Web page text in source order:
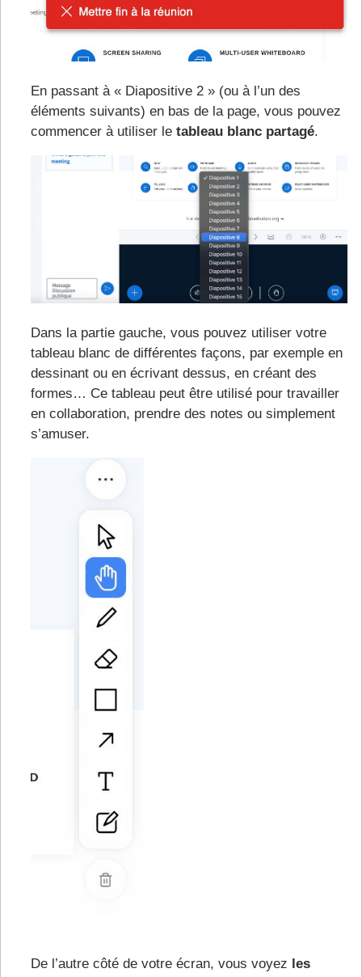
En passant à « Diapositive 2 » (ou à l’un des
éléments suivants) en bas de la page, vous pouvez
commencer à utiliser le tableau blanc partagé.
Dans la partie gauche, vous pouvez utiliser votre
tableau blanc de différentes façons, par exemple en
dessinant ou en écrivant dessus, en créant des
formes… Ce tableau peut être utilisé pour travailler
en collaboration, prendre des notes ou simplement
s’amuser.
De l’autre côté de votre écran, vous voyez les